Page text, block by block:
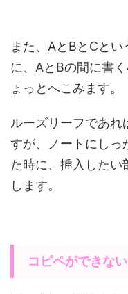
また、AとBとCと
に、AとBの間に書
ょっとへこみます。
ルーズリーフであ
すが、ノートにしっ
た時に、挿入したい
します。
コピペができない